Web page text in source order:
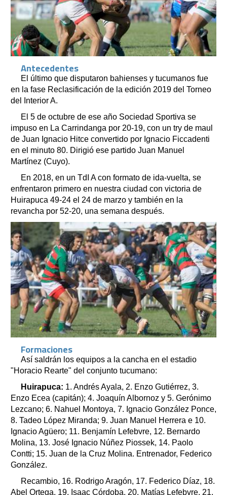
Antecedentes
El último que disputaron bahienses y tucumanos fue
en la fase Reclasificación de la edición 2019 del Torneo
del Interior A.
El 5 de octubre de ese año Sociedad Sportiva se
impuso en La Carrindanga por 20-19, con un try de maul
de Juan Ignacio Hitce convertido por Ignacio Ficcadenti
en el minuto 80. Dirigió ese partido Juan Manuel
Martínez (Cuyo).
En 2018, en un TdI A con formato de ida-vuelta, se
enfrentaron primero en nuestra ciudad con victoria de
Huirapuca 49-24 el 24 de marzo y también en la
revancha por 52-20, una semana después.
Formaciones
Así saldrán los equipos a la cancha en el estadio
"Horacio Rearte" del conjunto tucumano:
Huirapuca: 1. Andrés Ayala, 2. Enzo Gutiérrez, 3.
Enzo Ecea (capitán); 4. Joaquín Albornoz y 5. Gerónimo
Lezcano; 6. Nahuel Montoya, 7. Ignacio González Ponce,
8. Tadeo López Miranda; 9. Juan Manuel Herrera e 10.
Ignacio Agüero; 11. Benjamín Lefebvre, 12. Bernardo
Molina, 13. José Ignacio Núñez Piossek, 14. Paolo
Contti; 15. Juan de la Cruz Molina. Entrenador, Federico
González.
Recambio, 16. Rodrigo Aragón, 17. Federico Díaz, 18.
Abel Ortega, 19. Isaac Córdoba, 20. Matías Lefebvre, 21.